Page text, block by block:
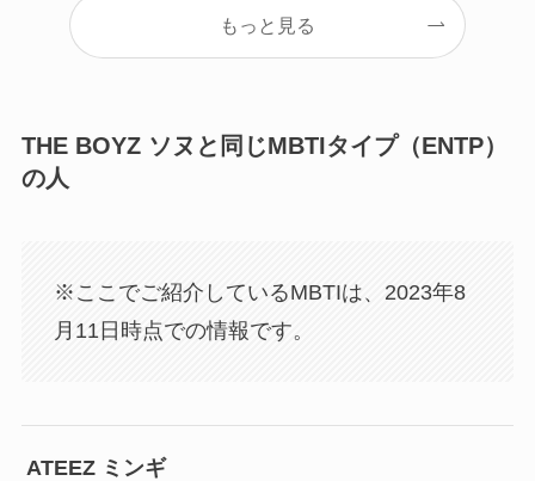
もっと見る
THE BOYZ ソヌと同じMBTIタイプ（ENTP）
の人
※ここでご紹介しているMBTIは、2023年8
月11日時点での情報です。
ATEEZ ミンギ